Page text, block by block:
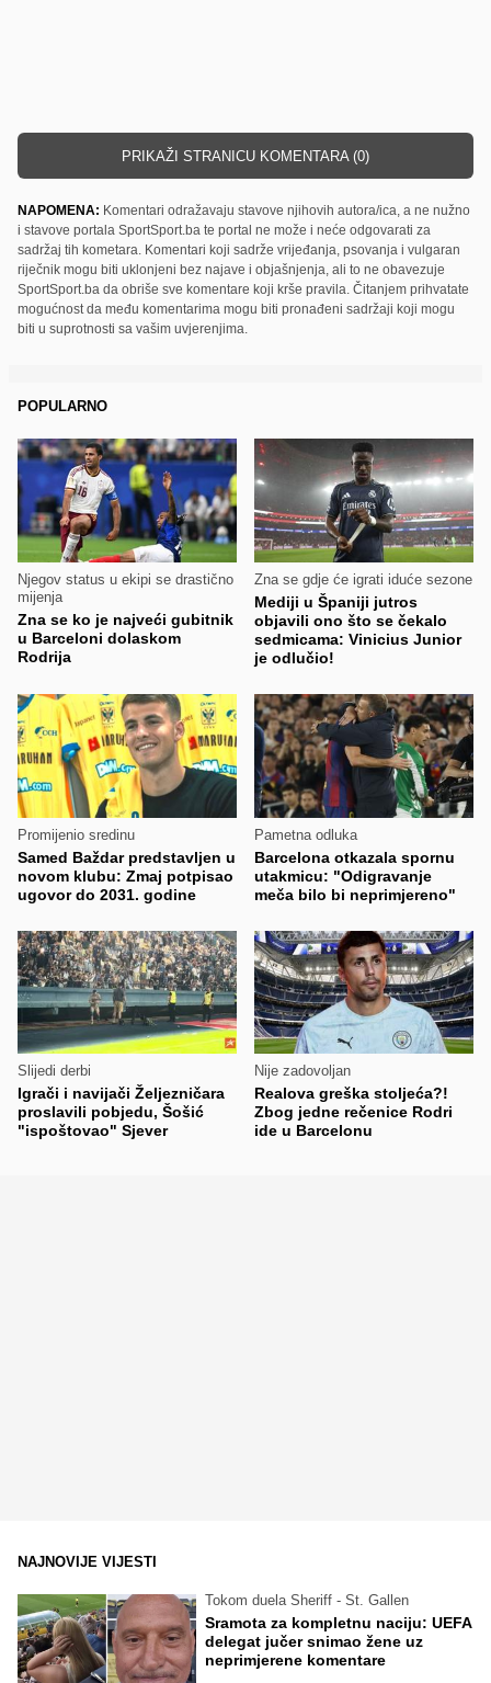
PRIKAŽI STRANICU KOMENTARA (0)
NAPOMENA: Komentari odražavaju stavove njihovih autora/ica, a ne nužno
i stavove portala SportSport.ba te portal ne može i neće odgovarati za
sadržaj tih kometara. Komentari koji sadrže vrijeđanja, psovanja i vulgaran
riječnik mogu biti uklonjeni bez najave i objašnjenja, ali to ne obavezuje
SportSport.ba da obriše sve komentare koji krše pravila. Čitanjem prihvatate
mogućnost da među komentarima mogu biti pronađeni sadržaji koji mogu
biti u suprotnosti sa vašim uvjerenjima.
POPULARNO
Njegov status u ekipi se drastično
mijenja
Zna se ko je najveći gubitnik
u Barceloni dolaskom
Rodrija
Zna se gdje će igrati iduće sezone
Mediji u Španiji jutros
objavili ono što se čekalo
sedmicama: Vinicius Junior
je odlučio!
Promijenio sredinu
Samed Baždar predstavljen u
novom klubu: Zmaj potpisao
ugovor do 2031. godine
Pametna odluka
Barcelona otkazala spornu
utakmicu: "Odigravanje
meča bilo bi neprimjereno"
Slijedi derbi
Igrači i navijači Željezničara
proslavili pobjedu, Šošić
"ispoštovao" Sjever
Nije zadovoljan
Realova greška stoljeća?!
Zbog jedne rečenice Rodri
ide u Barcelonu
NAJNOVIJE VIJESTI
Tokom duela Sheriff - St. Gallen
Sramota za kompletnu naciju: UEFA
delegat jučer snimao žene uz
neprimjerene komentare